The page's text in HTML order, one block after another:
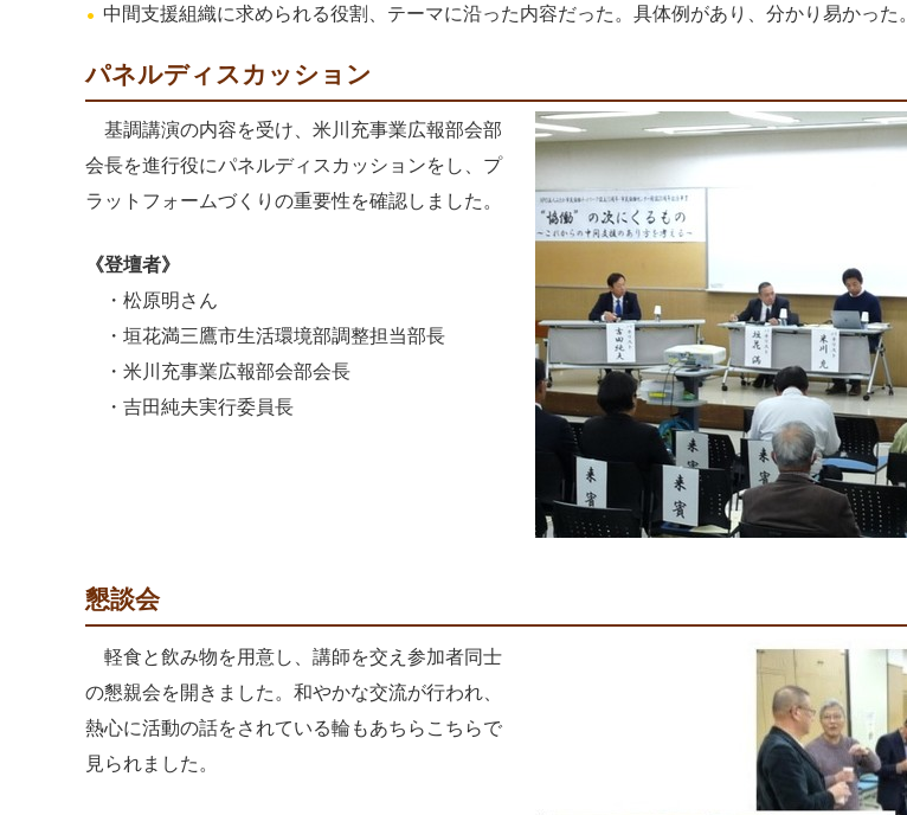
中間支援組織に求められる役割、テーマに沿った内容だった。具体例があり、分かり易かった。
パネルディスカッション
基調講演の内容を受け、米川充事業広報部会部
会長を進行役にパネルディスカッションをし、プ
ラットフォームづくりの重要性を確認しました。
《登壇者》
・松原明さん
・垣花満三鷹市生活環境部調整担当部長
・米川充事業広報部会部会長
・吉田純夫実行委員長
懇談会
軽食と飲み物を用意し、講師を交え参加者同士
の懇親会を開きました。和やかな交流が行われ、
熱心に活動の話をされている輪もあちらこちらで
見られました。